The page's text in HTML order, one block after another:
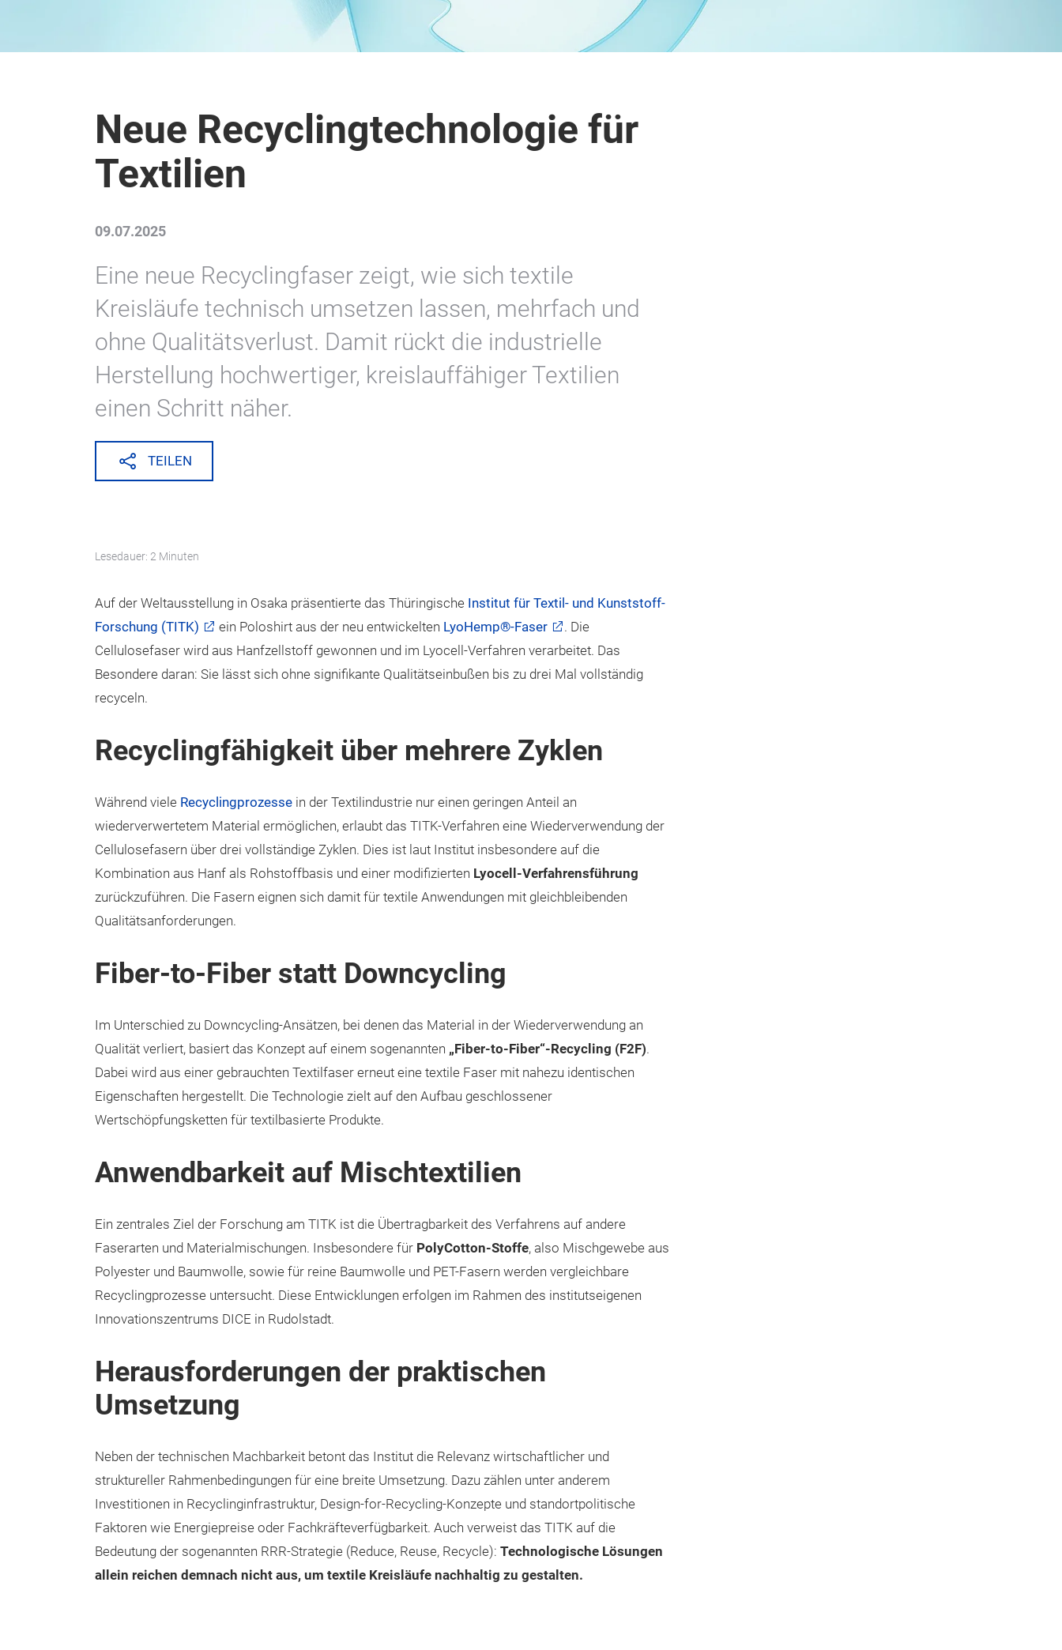
Neue Recyclingtechnologie für
Textilien
09.07.2025
Eine neue Recyclingfaser zeigt, wie sich textile
Kreisläufe technisch umsetzen lassen, mehrfach und
ohne Qualitätsverlust. Damit rückt die industrielle
Herstellung hochwertiger, kreislauffähiger Textilien
einen Schritt näher.
TEILEN
Lesedauer: 2 Minuten
Auf der Weltausstellung in Osaka präsentierte das Thüringische Institut für Textil- und Kunststoff-
Forschung (TITK)
ein Poloshirt aus der neu entwickelten LyoHemp®-Faser
. Die
Cellulosefaser wird aus Hanfzellstoff gewonnen und im Lyocell-Verfahren verarbeitet. Das
Besondere daran: Sie lässt sich ohne signifikante Qualitätseinbußen bis zu drei Mal vollständig
recyceln.
Recyclingfähigkeit über mehrere Zyklen
Während viele Recyclingprozesse in der Textilindustrie nur einen geringen Anteil an
wiederverwertetem Material ermöglichen, erlaubt das TITK-Verfahren eine Wiederverwendung der
Cellulosefasern über drei vollständige Zyklen. Dies ist laut Institut insbesondere auf die
Kombination aus Hanf als Rohstoffbasis und einer modifizierten Lyocell-Verfahrensführung
zurückzuführen. Die Fasern eignen sich damit für textile Anwendungen mit gleichbleibenden
Qualitätsanforderungen.
Fiber-to-Fiber statt Downcycling
Im Unterschied zu Downcycling-Ansätzen, bei denen das Material in der Wiederverwendung an
Qualität verliert, basiert das Konzept auf einem sogenannten „Fiber-to-Fiber“-Recycling (F2F).
Dabei wird aus einer gebrauchten Textilfaser erneut eine textile Faser mit nahezu identischen
Eigenschaften hergestellt. Die Technologie zielt auf den Aufbau geschlossener
Wertschöpfungsketten für textilbasierte Produkte.
Anwendbarkeit auf Mischtextilien
Ein zentrales Ziel der Forschung am TITK ist die Übertragbarkeit des Verfahrens auf andere
Faserarten und Materialmischungen. Insbesondere für PolyCotton-Stoffe, also Mischgewebe aus
Polyester und Baumwolle, sowie für reine Baumwolle und PET-Fasern werden vergleichbare
Recyclingprozesse untersucht. Diese Entwicklungen erfolgen im Rahmen des institutseigenen
Innovationszentrums DICE in Rudolstadt.
Herausforderungen der praktischen
Umsetzung
Neben der technischen Machbarkeit betont das Institut die Relevanz wirtschaftlicher und
struktureller Rahmenbedingungen für eine breite Umsetzung. Dazu zählen unter anderem
Investitionen in Recyclinginfrastruktur, Design-for-Recycling-Konzepte und standortpolitische
Faktoren wie Energiepreise oder Fachkräfteverfügbarkeit. Auch verweist das TITK auf die
Bedeutung der sogenannten RRR-Strategie (Reduce, Reuse, Recycle): Technologische Lösungen
allein reichen demnach nicht aus, um textile Kreisläufe nachhaltig zu gestalten.